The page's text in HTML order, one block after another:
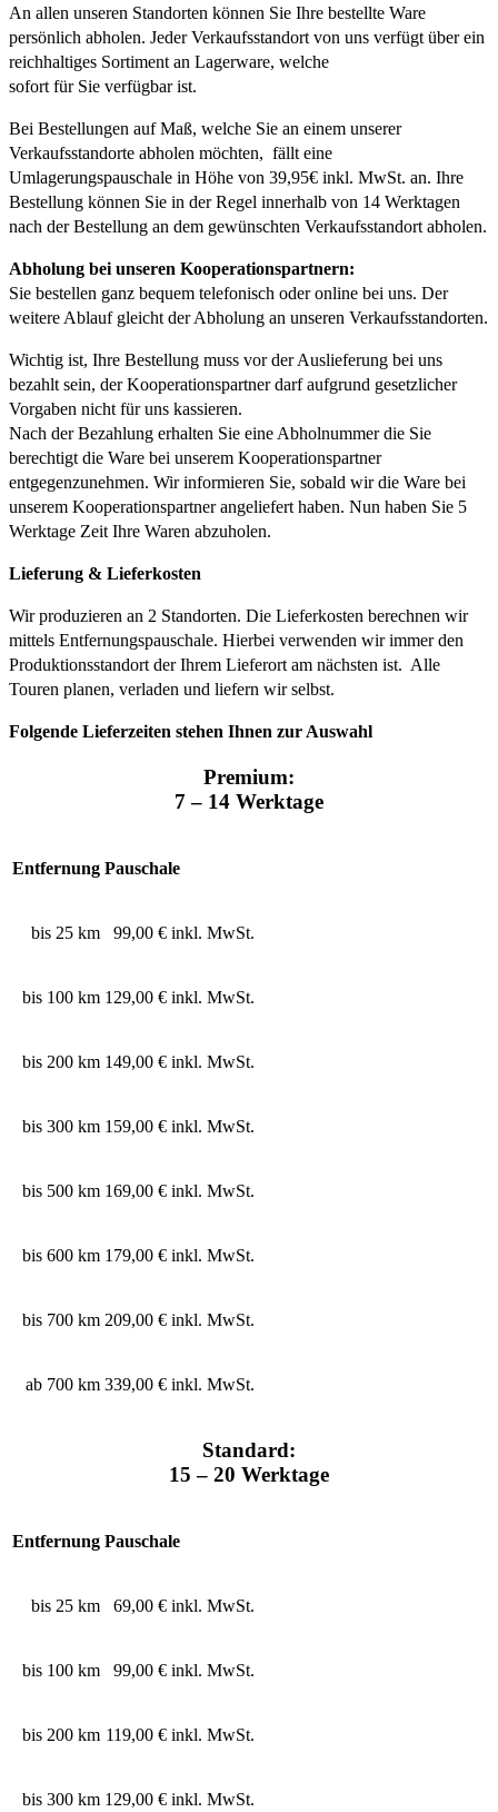
An allen unseren Standorten können Sie Ihre bestellte Ware
persönlich abholen. Jeder Verkaufsstandort von uns verfügt über ein
reichhaltiges Sortiment an Lagerware, welche
sofort für Sie verfügbar ist.
Bei Bestellungen auf Maß, welche Sie an einem unserer
Verkaufsstandorte abholen möchten, fällt eine
Umlagerungspauschale in Höhe von 39,95€ inkl. MwSt. an. Ihre
Bestellung können Sie in der Regel innerhalb von 14 Werktagen
nach der Bestellung an dem gewünschten Verkaufsstandort abholen.
Abholung bei unseren Kooperationspartnern:
Sie bestellen ganz bequem telefonisch oder online bei uns. Der
weitere Ablauf gleicht der Abholung an unseren Verkaufsstandorten.
Wichtig ist, Ihre Bestellung muss vor der Auslieferung bei uns
bezahlt sein, der Kooperationspartner darf aufgrund gesetzlicher
Vorgaben nicht für uns kassieren.
Nach der Bezahlung erhalten Sie eine Abholnummer die Sie
berechtigt die Ware bei unserem Kooperationspartner
entgegenzunehmen. Wir informieren Sie, sobald wir die Ware bei
unserem Kooperationspartner angeliefert haben. Nun haben Sie 5
Werktage Zeit Ihre Waren abzuholen.
Lieferung & Lieferkosten
Wir produzieren an 2 Standorten. Die Lieferkosten berechnen wir
mittels Entfernungspauschale. Hierbei verwenden wir immer den
Produktionsstandort der Ihrem Lieferort am nächsten ist. Alle
Touren planen, verladen und liefern wir selbst.
Folgende Lieferzeiten stehen Ihnen zur Auswahl
Premium:
7 – 14 Werktage
Entfernung Pauschale
bis 25 km 99,00 € inkl. MwSt.
bis 100 km 129,00 € inkl. MwSt.
bis 200 km 149,00 € inkl. MwSt.
bis 300 km 159,00 € inkl. MwSt.
bis 500 km 169,00 € inkl. MwSt.
bis 600 km 179,00 € inkl. MwSt.
bis 700 km 209,00 € inkl. MwSt.
ab 700 km 339,00 € inkl. MwSt.
Standard:
15 – 20 Werktage
Entfernung Pauschale
bis 25 km 69,00 € inkl. MwSt.
bis 100 km 99,00 € inkl. MwSt.
bis 200 km 119,00 € inkl. MwSt.
bis 300 km 129,00 € inkl. MwSt.